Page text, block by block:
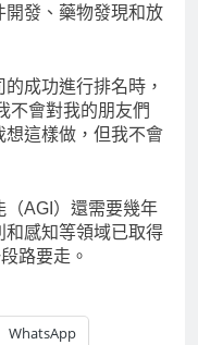
開發、藥物發現和放
成功進行排名時，
不會對我的朋友們
想這樣做，但我不會
（AGI）還需要幾年
和感知等領域已取得
路要走。
WhatsApp